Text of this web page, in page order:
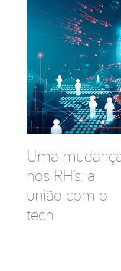
Uma
nos RH’s: a
união com o
tech